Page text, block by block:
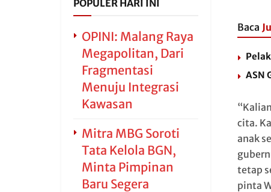
Baca
ASN
cita.
anak
tetap
pinta
POPULER HARI INI
OPINI: Malang Raya
Megapolitan, Dari
Fragmentasi
Menuju Integrasi
Kawasan
Mitra MBG Soroti
Tata Kelola BGN,
Minta Pimpinan
Baru Segera